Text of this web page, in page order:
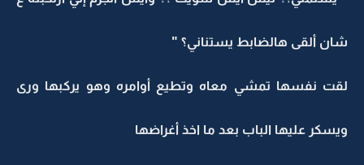
شان ألقى هالضابط يستناني؟ "
لقت نفسها تمشي معاه وتطيع أوامره وهو يركبها ورى
ويسكر عليها الباب بعد ما اخذ أغراضها